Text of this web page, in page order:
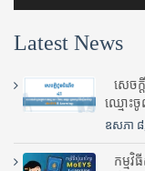
Latest News
សេច
ឈ្មោះ​ចូ
ឧសភា
កម្មវិ